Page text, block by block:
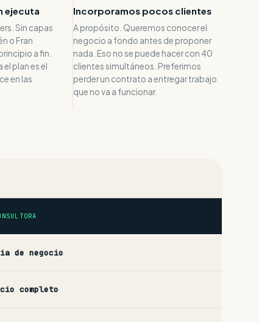
ejecuta
Sin capas
o Fran
a fin.
el plan es el
en las
Incorporamos pocos clientes
A propósito. Queremos conocer el
negocio a fondo antes de proponer
nada. Eso no se puede hacer con 40
clientes simultáneos. Preferimos
perder un contrato a entregar trabajo
que no va a funcionar.
de negocio
completo